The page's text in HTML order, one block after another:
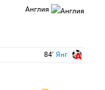
Англия
84′Янг